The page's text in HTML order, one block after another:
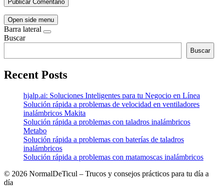
Open side menu
Barra lateral
Buscar
Buscar
Recent Posts
hjalp.ai: Soluciones Inteligentes para tu Negocio en Línea
Solución rápida a problemas de velocidad en ventiladores
inalámbricos Makita
Solución rápida a problemas con taladros inalámbricos
Metabo
Solución rápida a problemas con baterías de taladros
inalámbricos
Solución rápida a problemas con matamoscas inalámbricos
© 2026 NormalDeTicul – Trucos y consejos prácticos para tu día a
día